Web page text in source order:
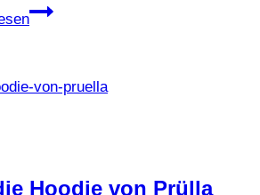
Armkettchen
Hoodie von Prülla